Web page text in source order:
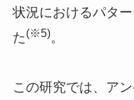
状況におけるパタ
た(※5)。
この研究では、ア